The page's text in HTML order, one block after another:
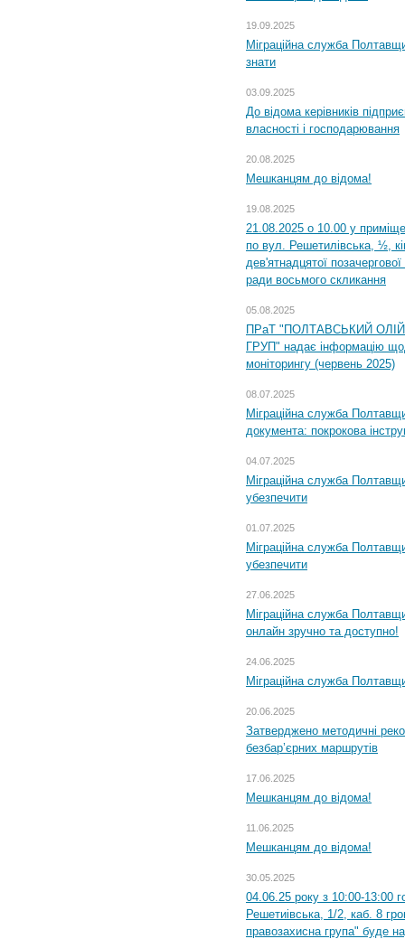
19.09.2025
Міграційна служба
знати
03.09.2025
До відома керівників
власності і господарювання
20.08.2025
Мешканцям до відома!
19.08.2025
21.08.2025 о 10.00 у
по вул. Решетилівська, ½,
дев'ятнадцятої
ради восьмого скликання
05.08.2025
ПРаТ "ПОЛТАВСЬКИЙ
ГРУП" надає інформацію
моніторингу (червень 2025)
08.07.2025
Міграційна служба
документа: покрокова
04.07.2025
Міграційна служба
убезпечити
01.07.2025
Міграційна служба
убезпечити
27.06.2025
Міграційна служба
онлайн зручно та доступно!
24.06.2025
Міграційна служба
20.06.2025
Затверджено методичні
безбар’єрних маршрутів
17.06.2025
Мешканцям до відома!
11.06.2025
Мешканцям до відома!
30.05.2025
04.06.25 року з 10:00-13:00
Решетиівська, 1/2, каб. 8
правозахисна група" буде